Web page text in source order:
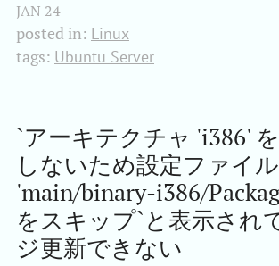
JAN 24
posted in: Linux
tags: Ubuntu Server
`アーキテクチャ 'i386'
しないため設定ファイル
'main/binary-i386/
をスキップ`と表示され
ジ更新できない